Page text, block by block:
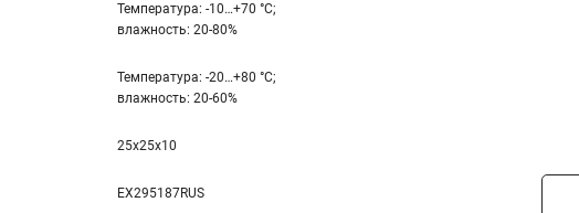
Температура: -10…+70 °С;
влажность: 20-80%
Температура: -20…+80 °С;
влажность: 20-60%
25x25x10
EX295187RUS